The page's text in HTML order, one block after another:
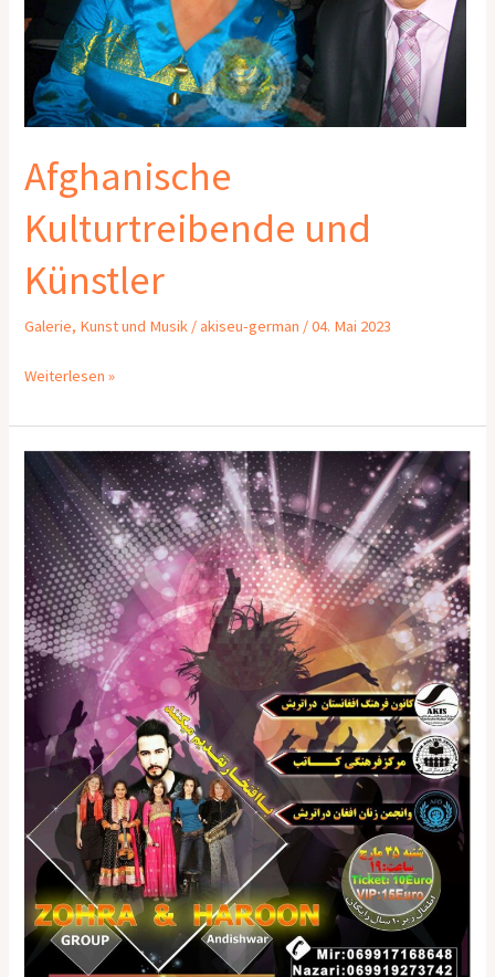
Afghanische
Kulturtreibende und
Künstler
Galerie, Kunst und Musik /akiseu-german /04. Mai 2023
Weiterlesen »
Nawrooz
Fest